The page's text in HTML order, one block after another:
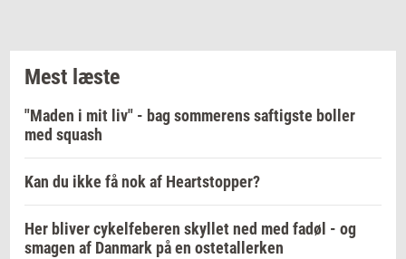
Mest læste
"Maden i mit liv" - bag sommerens saftigste boller
med squash
Kan du ikke få nok af Heartstopper?
Her bliver cykelfeberen skyllet ned med fadøl - og
smagen af Danmark på en ostetallerken